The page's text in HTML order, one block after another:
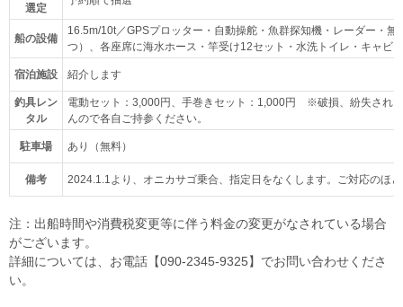
選定
船の設備
16.5m/10t／GPSプロッター・自動操舵・魚群探知機・レーダー・
つ）、各座席に海水ホース・竿受け12セット・水洗トイレ・キャビ
宿泊施設 紹介します
釣具レン
タル
電動セット：3,000円、手巻きセット：1,000円 ※破損、紛失され
んので各自ご持参ください。
駐車場 あり（無料）
備考 2024.1.1より、オニカサゴ乗合、指定日をなくします。ご対応のほ
注：出船時間や消費税変更等に伴う料金の変更がなされている場合
がございます。
詳細については、お電話【090-2345-9325】でお問い合わせくださ
い。